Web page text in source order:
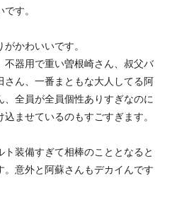
す。
かわいいです。
器用で重い曽根崎さん、叔父バ
ん、一番まともな大人してる阿
全員が全員個性ありすぎなのに
ませているのもすごすぎます。
装備すぎて相棒のこととなると
。意外と阿蘇さんもデカイんです